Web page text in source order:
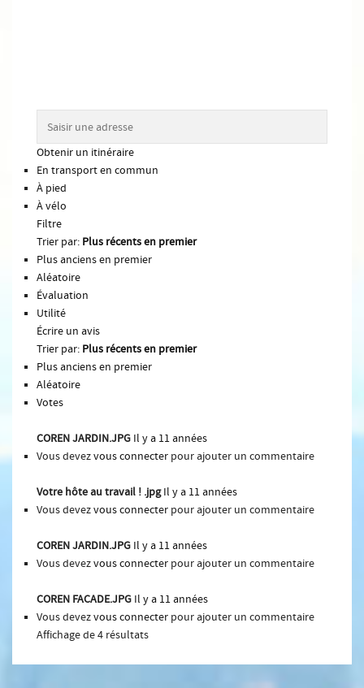
Obtenir un itinéraire
En transport en commun
À pied
À vélo
Filtre
Trier par: Plus récents en premier
Plus anciens en premier
Aléatoire
Évaluation
Utilité
Écrire un avis
Trier par: Plus récents en premier
Plus anciens en premier
Aléatoire
Votes
COREN JARDIN.JPG Il y a 11 années
Vous devezvous connecter pour ajouter un commentaire
Votre hôte au travail ! .jpg Il y a 11 années
Vous devezvous connecter pour ajouter un commentaire
COREN JARDIN.JPG Il y a 11 années
Vous devezvous connecter pour ajouter un commentaire
COREN FACADE.JPG Il y a 11 années
Vous devezvous connecter pour ajouter un commentaire
Affichage de 4 résultats